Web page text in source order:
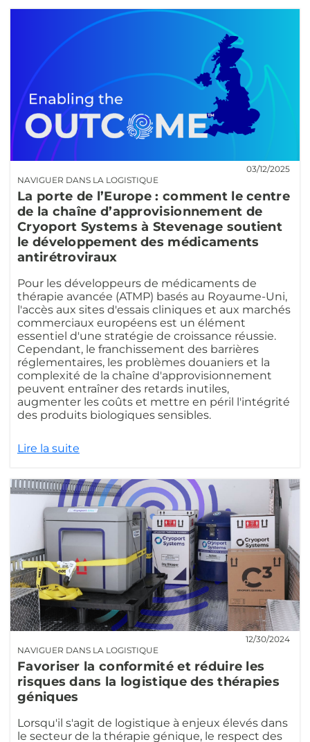
NAVIGUER DANS LA LOGISTIQUE
03/12/2025
La porte de l’Europe : comment le centre
de la chaîne d’approvisionnement de
Cryoport Systems à Stevenage soutient
le développement des médicaments
antirétroviraux
Pour les développeurs de médicaments de
thérapie avancée (ATMP) basés au Royaume-Uni,
l'accès aux sites d'essais cliniques et aux marchés
commerciaux européens est un élément
essentiel d'une stratégie de croissance réussie.
Cependant, le franchissement des barrières
réglementaires, les problèmes douaniers et la
complexité de la chaîne d'approvisionnement
peuvent entraîner des retards inutiles,
augmenter les coûts et mettre en péril l'intégrité
des produits biologiques sensibles.
Lire la suite
NAVIGUER DANS LA LOGISTIQUE
12/30/2024
Favoriser la conformité et réduire les
risques dans la logistique des thérapies
géniques
Lorsqu'il s'agit de logistique à enjeux élevés dans
le secteur de la thérapie génique, le respect des